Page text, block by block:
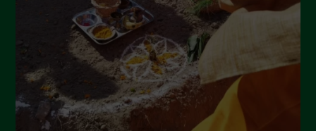
Aprile 2022
Febbraio 2022
Gennaio 2022
Dicembre 2021